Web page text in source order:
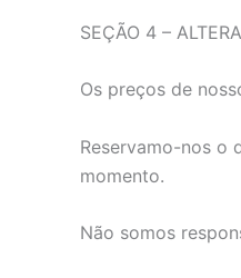
SEÇÃO 4 –
Os preços de
Reservamo-nos o
momento.
Não somos